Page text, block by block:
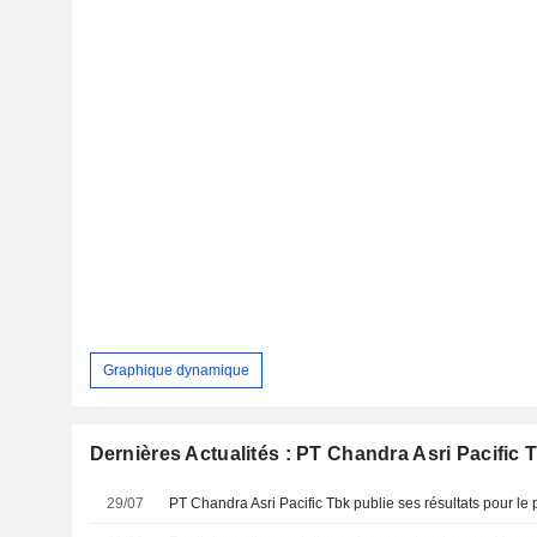
Graphique dynamique
Dernières Actualités : PT Chandra Asri Pacific
29/07